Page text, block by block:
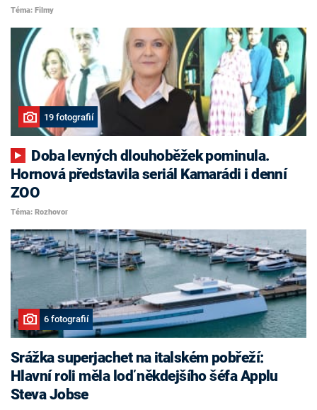
Téma: Filmy
19 fotografií
Hornová představila seriál Kamarádi i denní
ZOO
Téma: Rozhovor
6 fotografií
Srážka superjachet na italském pobřeží:
Hlavní roli měla loď někdejšího šéfa Applu
Steva Jobse